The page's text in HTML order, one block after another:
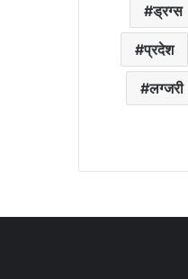
ड्रग्स
प्रदेश
लग्जरी